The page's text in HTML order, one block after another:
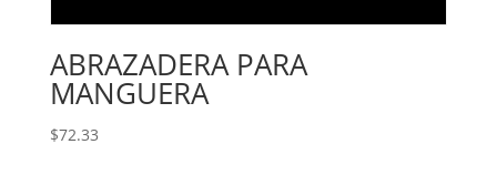
ABRAZADERA PARA
MANGUERA
$72.33